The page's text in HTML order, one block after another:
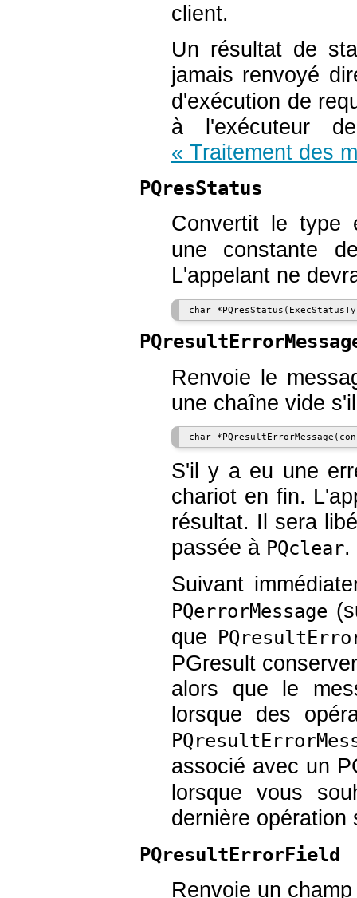
client.
Un résultat de
jamais renvoyé
d'exécution de
à l'exécuteur
« Traitement des
PQresStatus
Convertit le type
une constante
L'appelant ne
Renvoie le
une chaîne vide
S'il y a eu une
chariot en fin.
résultat. Il sera
passée à PQclear.
Suivant
PQerrorMessage
que
PGresult
alors que le
lorsque des
associé avec un
lorsque vous
dernière opération
PQresultErrorField
Renvoie un